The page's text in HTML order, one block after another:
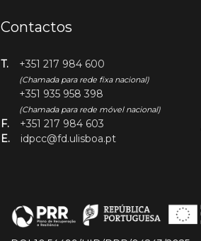
Contactos
T. +351 217 984 600
(Chamada para rede fixa nacional)
+351 935 958 398
(Chamada para rede móvel nacional)
F.
+351 217 984 603
E.
idpcc@fd.ulisboa.pt